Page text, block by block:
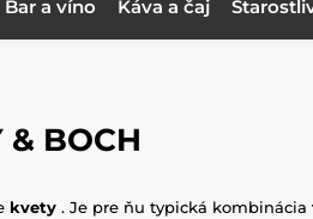
Bar a víno Káva a čaj
BOCH
kvety . Je pre ňu typická kombinácia